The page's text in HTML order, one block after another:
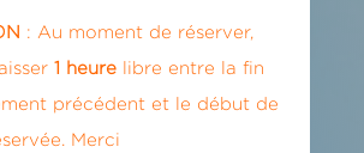
: Au moment de réserver,
1 heurelibre entre la fin
précédent et le début de
Merci